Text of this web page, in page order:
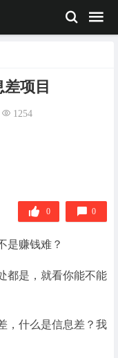
项目
1254
0 0
是赚钱难？
都是，就看你能不能
，什么是信息差？我